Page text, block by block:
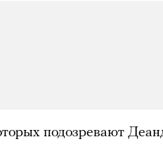
подозревают